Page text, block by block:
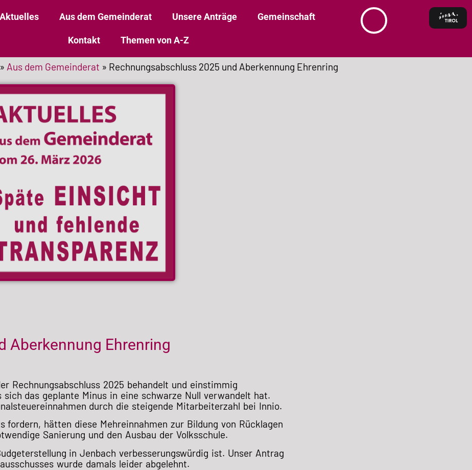
Aktuelles Aus dem Gemeinderat Unsere Anträge Gemeinschaft
Kontakt Themen von A-Z
» Aus dem Gemeinderat » Rechnungsabschluss 2025 und Aberkennung Ehrenring
Aberkennung Ehrenring
Rechnungsabschluss 2025 behandelt und einstimmig
das geplante Minus in eine schwarze Null verwandelt hat.
durch die steigende Mitarbeiterzahl bei Innio.
hätten diese Mehreinnahmen zur Bildung von Rücklagen
Sanierung und den Ausbau der Volksschule.
in Jenbach verbesserungswürdig ist. Unser Antrag
wurde damals leider abgelehnt.